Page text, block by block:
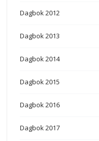
Dagbok 2012
Dagbok 2013
Dagbok 2014
Dagbok 2015
Dagbok 2016
Dagbok 2017